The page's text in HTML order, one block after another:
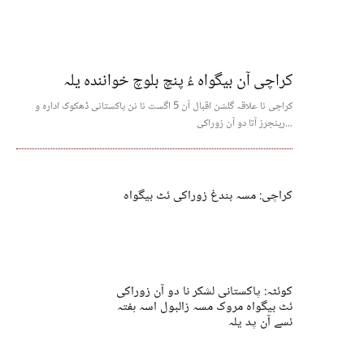
کراچی آن بیگواہ ءُ پنچ بلوچ خوانندہ یلہ
کراچی نا علاقہ گلشن اقبال آن 5 اگست نا نن پاکستانی ڈھکوک ادارہ و
رینجرز آتا دو آن زوراکی...
کراچی: مسہ بندغ زوراکی ئٹ بیگواہ
کوئٹہ: پاکستانی لشکر نا دو آن زوراکی
ئٹ بیگواہ مروک مسہ زالبول اسہ ہفتہ
ئسے آن پد یلہ